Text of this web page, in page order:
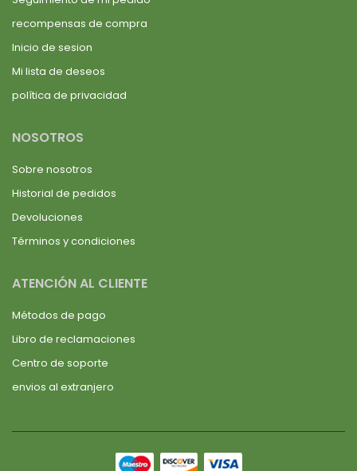
recompensas de compra
Inicio de sesion
Mi lista de deseos
política de privacidad
NOSOTROS
Sobre nosotros
Historial de pedidos
Devoluciones
Términos y condiciones
ATENCIÓN AL CLIENTE
Métodos de pago
Libro de reclamaciones
Centro de soporte
envios al extranjero